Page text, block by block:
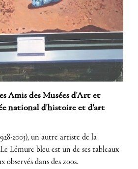
Amis des Musées d'Art et
national d'histoire et d'art
2005), un autre artiste de la
Lémure bleu est un de ses tableaux
dans des zoos.